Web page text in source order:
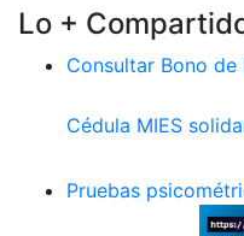
Lo +
Consultar Bono
Cédula MIES
Pruebas